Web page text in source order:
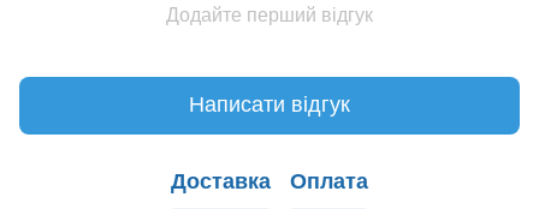
Додайте перший відгук
Написати відгук
Доставка Оплата